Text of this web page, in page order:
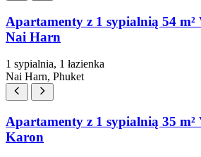
Apartamenty z 1 sypialnią 54 m²
Nai Harn
1 sypialnia, 1 łazienka
Nai Harn, Phuket
Apartamenty z 1 sypialnią 35 m²
Karon